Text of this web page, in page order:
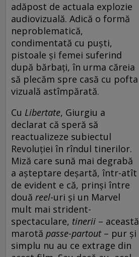
adăpost de actuala explozie
audiovizuală. Adică o formă
neproblematică,
condimentată cu puști,
pistoale și femei suferind
după bărbați, în urma căreia
să plecăm spre casă cu pofta
vizuală astîmpărată.
Cu Libertate, Giurgiu a
declarat că speră să
reactualizeze subiectul
Revoluției în rîndul tinerilor.
Miză care sună mai degrabă
a așteptare deșartă, într-atît
de evident e că, prinși între
două reel-uri și un Marvel
mult mai strident-
spectaculare, tinerii – această
marotă passe-partout– pur și
simplu nu au ce extrage din